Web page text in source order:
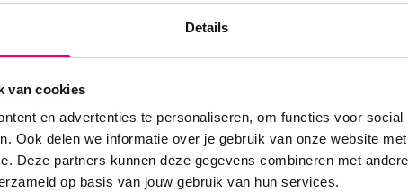
Details
van cookies
en advertenties te personaliseren, om functies voor
Ook delen we informatie over je gebruik van onze website
Deze partners kunnen deze gegevens combineren met
op basis van jouw gebruik van hun services.
has occurred while loadingwww.voordeeluitjes.nl (see the